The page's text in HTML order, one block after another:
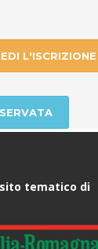
L'ISCRIZIONE
tematico di